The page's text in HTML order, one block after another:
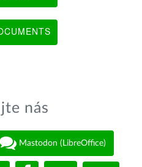
nás
Mastodon (LibreOffice)